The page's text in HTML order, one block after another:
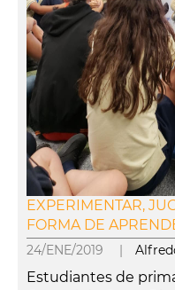
EXPERIMENTAR,
FORMA DE
24/ENE/2019 |
Estudiantes de